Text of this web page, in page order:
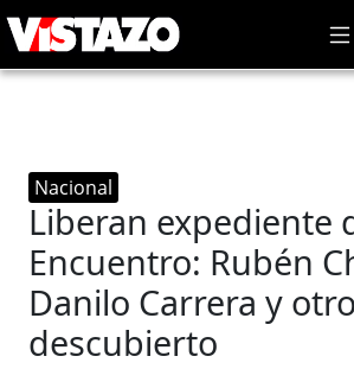
Nacional
Liberan expediente
Encuentro: Rubén
Danilo Carrera y
descubierto